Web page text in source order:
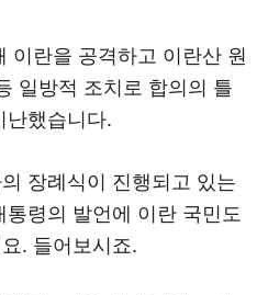
이란을 공격하고 이란산 원
일방적 조치로 합의의 틀
난했습니다.
장례식이 진행되고 있는
령의 발언에 이란 국민도
. 들어보시죠.